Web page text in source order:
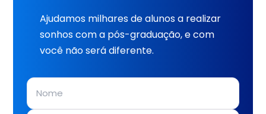
Ajudamos milhares de alunos a realizar
sonhos com a pós-graduação, e com
você não será diferente.